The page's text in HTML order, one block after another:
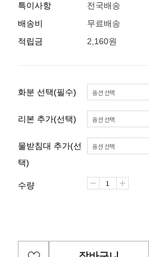
특이사항
전국배송
배송비
무료배송
적립금
2,160원
화분 선택(필수)
리본 추가(선택)
물받침대 추가(선
택)
수량